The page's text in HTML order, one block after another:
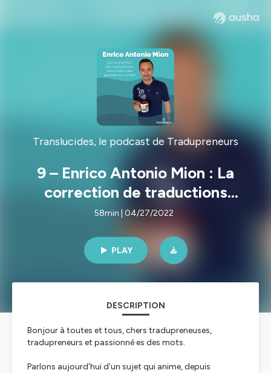
Translucides, le podcast de Tradupreneurs
9 – Enrico Antonio Mion : La
correction de traductions
automatiques passée au crible
58min | 04/27/2022
PLAY
DESCRIPTION
Bonjour à toutes et tous, chers tradupreneuses,
tradupreneurs et passionné·es des mots.
Parlons aujourd'hui d'un sujet qui anime, depuis